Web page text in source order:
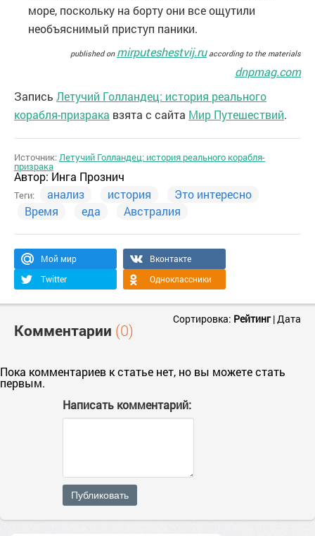
море, поскольку на борту они все ощутили
необъяснимый приступ паники.
published on mirputeshestvij.ruaccording to the materials
dnpmag.com
Запись Летучий Голландец: история реального
корабля-призрака взята с сайта Мир Путешествий.
Источник:Летучий Голландец: история реального корабля-
призрака
Автор: Инга Прознич
Теги: анализ история
Это интересно
Время
еда Австралия
Мой мир
Вконтакте
Twitter
Одноклассники
Комментарии (0)
Сортировка: Рейтинг|Дата
Пока комментариев к статье нет, но вы можете стать
первым.
Написать комментарий:
Публиковать